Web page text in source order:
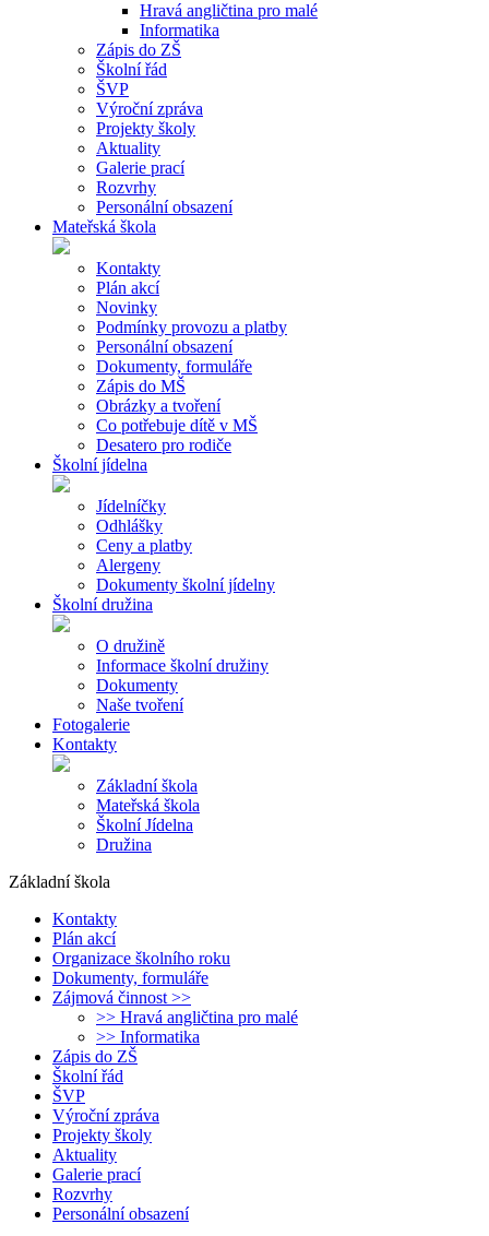
Hravá angličtina pro malé
Informatika
Zápis do ZŠ
Školní řád
ŠVP
Výroční zpráva
Projekty školy
Aktuality
Galerie prací
Rozvrhy
Personální obsazení
Mateřská škola
Kontakty
Plán akcí
Novinky
Podmínky provozu a platby
Personální obsazení
Dokumenty, formuláře
Zápis do MŠ
Obrázky a tvoření
Co potřebuje dítě v MŠ
Desatero pro rodiče
Školní jídelna
Jídelníčky
Odhlášky
Ceny a platby
Alergeny
Dokumenty školní jídelny
Školní družina
O družině
Informace školní družiny
Dokumenty
Naše tvoření
Fotogalerie
Kontakty
Základní škola
Mateřská škola
Školní Jídelna
Družina
Základní škola
Kontakty
Plán akcí
Organizace školního roku
Dokumenty, formuláře
Zájmová činnost >>
>> Hravá angličtina pro malé
>> Informatika
Zápis do ZŠ
Školní řád
ŠVP
Výroční zpráva
Projekty školy
Aktuality
Galerie prací
Rozvrhy
Personální obsazení